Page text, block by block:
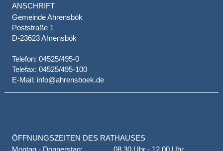
ANSCHRIFT
Gemeinde Ahrensbök
Poststraße 1
D-23623 Ahrensbök
Telefon: 04525/495-0
Telefax: 04525/495-100
E-Mail: info@ahrensboek.de
ÖFFNUNGSZEITEN DES RATHAUSES